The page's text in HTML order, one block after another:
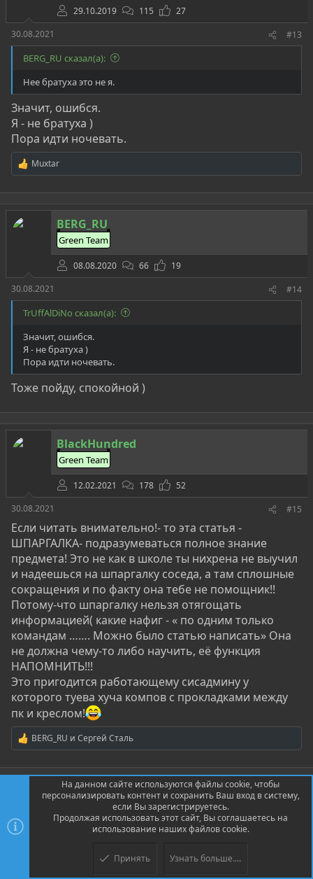
29.10.2019
115
27
30.08.2021
#13
BERG_RU сказал(а):
Нее братуха это не я.
Значит, ошибся.
Я - не братуха )
Пора идти ночевать.
Р
е
а
ц
и
Muxtar
BERG_RU
Green Team
08.08.2020 66
19
30.08.2021
#14
TrUffAlDiNo сказал(а):
Значит, ошибся.
Я - не братуха )
Пора идти ночевать.
Тоже пойду, спокойной )
BlackHundred
Green Team
12.02.2021 178
52
30.08.2021
#15
Если читать внимательно!- то эта статья -
ШПАРГАЛКА- подразумеваться полное знание
предмета! Это не как в школе ты нихрена не выучил
и надеешься на шпаргалку соседа, а там сплошные
сокращения и по факту она тебе не помощник!!
Потому-что шпаргалку нельзя отягощать
информацией( какие нафиг - « по одним только
командам ……. Можно было статью написать» Она
не должна чему-то либо научить, её функция
НАПОМНИТЬ!!!
Это пригодится работающему сисадмину у
которого туева хуча компов с прокладками между
пк и креслом!
Р
е
а
к
:
BERG_RU и Сергей Сталь
Сергей Сталь
Grey Team
На данном сайте используются файлы cookie, чтобы
персонализировать контент и сохранить Ваш вход в систему,
если Вы зарегистрируетесь.
Продолжая использовать этот сайт, Вы соглашаетесь на
использование наших файлов cookie.
Принять Узнать больше....